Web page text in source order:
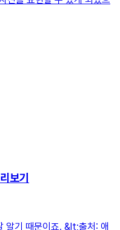
보기
알기 때문이죠. &lt;출처: 애